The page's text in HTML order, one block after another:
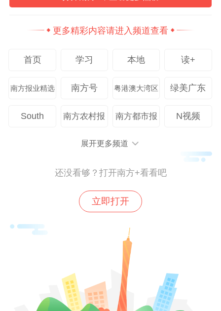
本文作者
识来路，知归途。
联系TA
用心记录,用情传递
联系TA
分享到：
更多精彩内容请进入频道查看
首页 学习 本地 读+
南方报业精选 南方号 粤港澳大湾区 绿美广东
South 南方农村报 南方都市报 N视频
展开更多频道
还没看够？打开南方+看看吧
立即打开